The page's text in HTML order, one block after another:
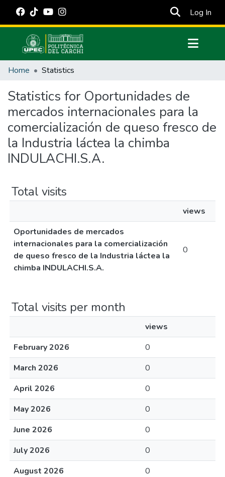
Log In
Communities & Collections
Estadísticas Externas
Manuales
Home Statistics
Statistics for Oportunidades de
mercados internacionales para la
comercialización de queso fresco de
la Industria láctea la chimba
INDULACHI.S.A.
Total visits
views
Oportunidades de mercados
internacionales para la comercialización
de queso fresco de la Industria láctea la
chimba INDULACHI.S.A.
0
Total visits per month
views
February 2026
0
March 2026
0
April 2026
0
May 2026
0
June 2026
0
July 2026
0
August 2026
0